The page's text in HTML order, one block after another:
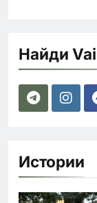
Найди
Истории